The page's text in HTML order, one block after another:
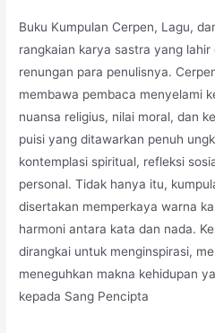
Buku Kumpulan Cerpen, Lagu,
rangkaian karya sastra yang
renungan para penulisnya.
membawa pembaca menyelami
nuansa religius, nilai moral, dan
puisi yang ditawarkan penuh
kontemplasi spiritual, refleksi
personal. Tidak hanya itu,
disertakan memperkaya warna
harmoni antara kata dan nada.
dirangkai untuk menginspirasi,
meneguhkan makna kehidupan
kepada Sang Pencipta